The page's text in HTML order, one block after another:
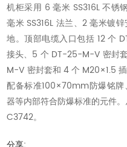
机柜采用 6 毫米 SS316L 不
毫米 SS316L 法兰、2 毫米镀
地。顶部电缆入口包括 12 个
接头、5 个 DT-25-M-V 密封
M-V 密封套和 4 个 M20×1.5 插
配备标准100×70mm防爆铭
器等内部符合防爆标准的元件
C3742。